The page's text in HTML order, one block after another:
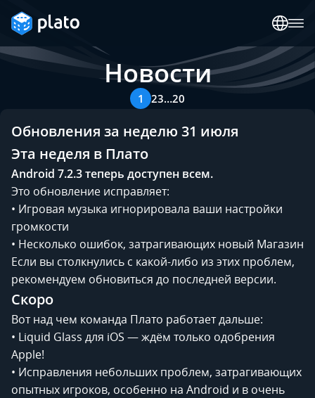
Новости
1 23…20
Обновления за неделю 31 июля
Эта неделя в Плато
Android 7.2.3 теперь доступен всем.
Это обновление исправляет:
• Игровая музыка игнорировала ваши настройки
громкости
• Несколько ошибок, затрагивающих новый Магазин
Если вы столкнулись с какой-либо из этих проблем,
рекомендуем обновиться до последней версии.
Скоро
Вот над чем команда Плато работает дальше:
• Liquid Glass для iOS — ждём только одобрения
Apple!
• Исправления небольших проблем, затрагивающих
опытных игроков, особенно на Android и в очень